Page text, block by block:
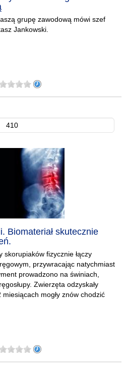
grupę zawodową mówi szef
Jankowski.
410
Biomateriał skutecznie
fizycznie łączy
przywracając natychmiast
prowadzono na świniach,
Zwierzęta odzyskały
mogły znów chodzić